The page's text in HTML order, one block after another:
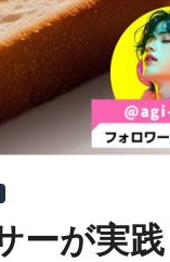
ーが実